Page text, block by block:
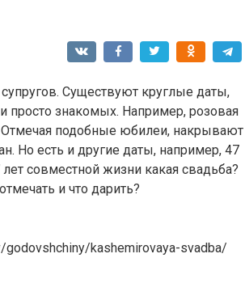
Существуют круглые даты,
просто знакомых. Например, розовая
Отмечая подобные юбилеи, накрывают
Но есть и другие даты, например, 47
совместной жизни какая свадьба?
и что дарить?
kashemirovaya-svadba/